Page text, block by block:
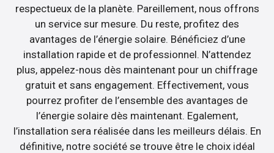
respectueux de la planète. Pareillement, nous offrons
un service sur mesure. Du reste, profitez des
avantages de l’énergie solaire. Bénéficiez d’une
installation rapide et de professionnel. N’attendez
plus, appelez-nous dès maintenant pour un chiffrage
gratuit et sans engagement. Effectivement, vous
pourrez profiter de l’ensemble des avantages de
l’énergie solaire dès maintenant. Egalement,
l’installation sera réalisée dans les meilleurs délais. En
définitive, notre société se trouve être le choix idéal